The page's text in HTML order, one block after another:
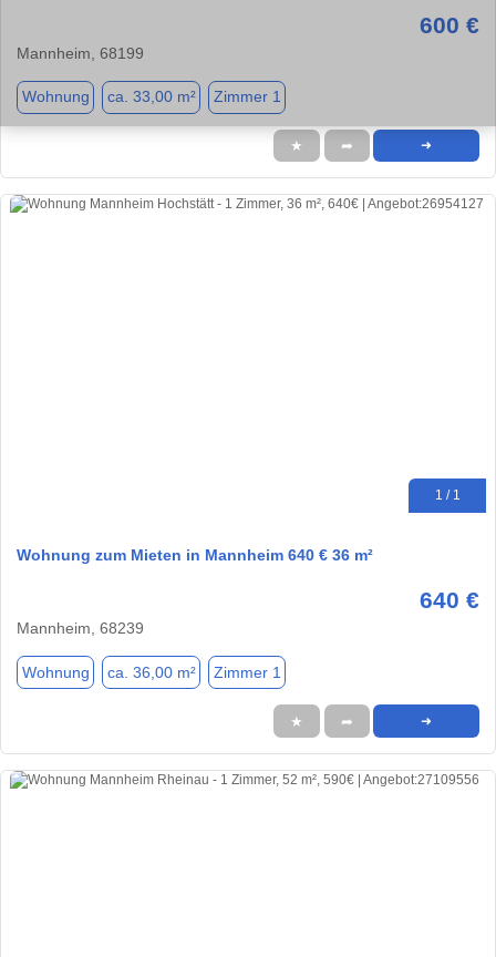
600 €
Mannheim, 68199
Wohnung ca. 33,00 m² Zimmer 1
★ ➦ ➜
1 / 1
Wohnung zum Mieten in Mannheim 640 € 36 m²
640 €
Mannheim, 68239
Wohnung ca. 36,00 m² Zimmer 1
★ ➦ ➜